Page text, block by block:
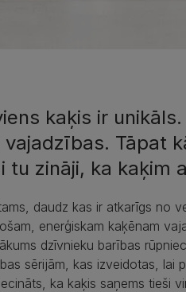
kaķis ir
vajadzības. Tāpat
tu zināji, ka kaķim
daudz kas ir atkarīgs no
enerģiskam kaķēnam
dzīvnieku barības
sērijām, kas izveidotas, lai
ka kaķis saņems tieši